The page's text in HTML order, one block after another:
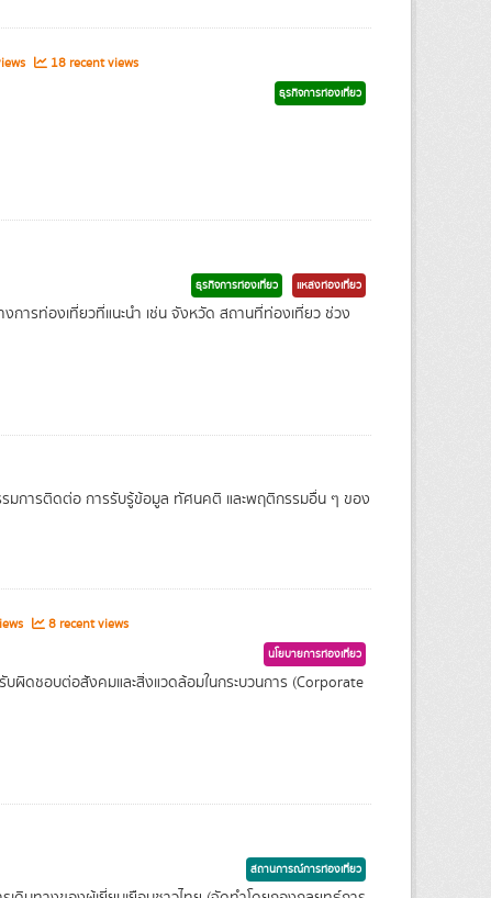
18 recent views
ธุรกิจการท่องเที่ยว
ธุรกิจการท่องเที่ยว แหล่งท่องเที่ยว
การท่องเที่ยวที่แนะนำ เช่น จังหวัด สถานที่ท่องเที่ยว ช่วง
มการติดต่อ การรับรู้ข้อมูล ทัศนคติ และพฤติกรรมอื่น ๆ ของ
8 recent views
นโยบายการท่องเที่ยว
ผิดชอบต่อสังคมและสิ่งแวดล้อมในกระบวนการ (Corporate
สถานการณ์การท่องเที่ยว